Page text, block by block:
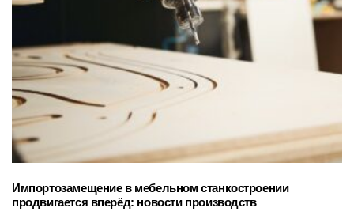
Импортозамещение в мебельном станкостроении
продвигается вперёд: новости производств